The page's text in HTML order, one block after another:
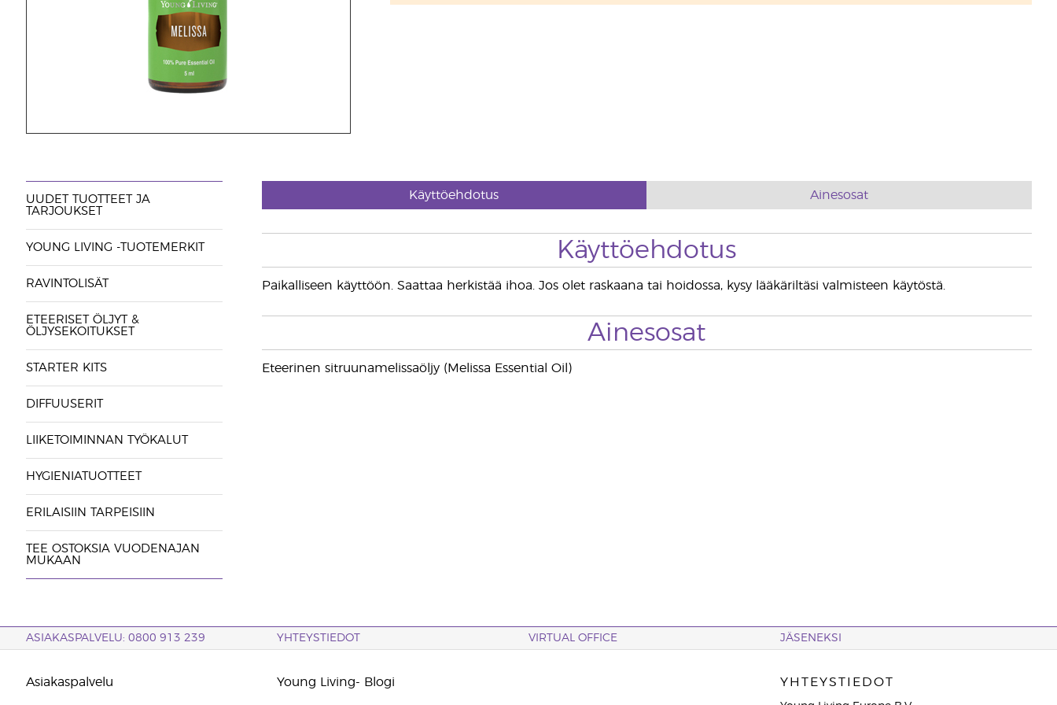
UUDET TUOTTEET JA
TARJOUKSET
YOUNG LIVING -TUOTEMERKIT
RAVINTOLISÄT
ETEERISET ÖLJYT &
ÖLJYSEKOITUKSET
STARTER KITS
DIFFUUSERIT
LIIKETOIMINNAN TYÖKALUT
HYGIENIATUOTTEET
ERILAISIIN TARPEISIIN
TEE OSTOKSIA VUODENAJAN
MUKAAN
Käyttöehdotus Ainesosat
Käyttöehdotus
Paikalliseen käyttöön. Saattaa herkistää ihoa. Jos olet raskaana tai hoidossa, kysy lääkäriltäsi valmisteen käytöstä.
Ainesosat
Eteerinen sitruunamelissaöljy (Melissa Essential Oil)
ASIAKASPALVELU: 0800 913 239 YHTEYSTIEDOT VIRTUAL OFFICE JÄSENEKSI
Asiakaspalvelu Young Living- Blogi YHTEYSTIEDOT